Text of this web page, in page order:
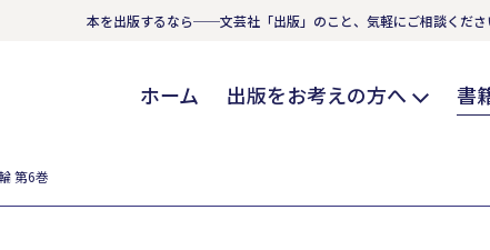
本を出版するなら──文芸社「出版」のこと、気軽にご相談くださ
ホーム 出版をお考えの方へ 書
第6巻